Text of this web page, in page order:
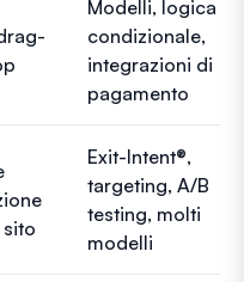
Modelli, logica
condizionale,
integrazioni di
pagamento
sito
Exit-Intent®,
targeting, A/B
testing, molti
modelli